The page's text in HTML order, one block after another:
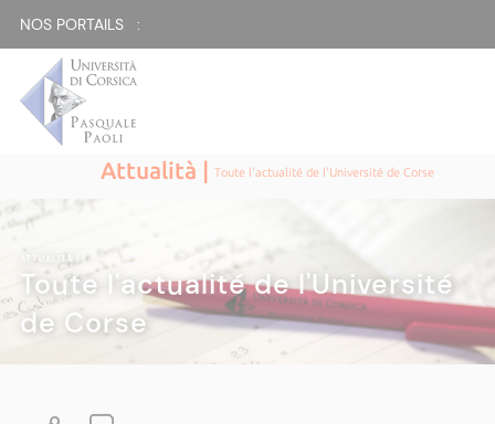
NOS PORTAILS :
Attualità |Toute l'actualité de l'Université de Corse
ATTUALITÀ|
Toute l'actualité de l'Université
de Corse